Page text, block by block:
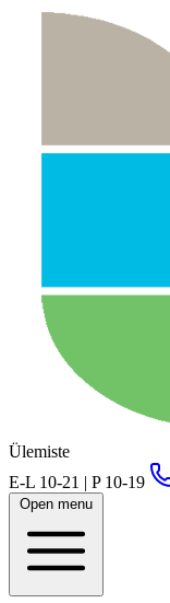
Ülemiste
E-L 10-21 | P 10-19
Open menu